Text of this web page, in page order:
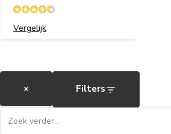
Vergelijk
× Filters